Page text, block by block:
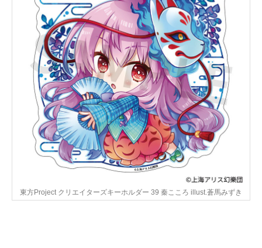
東方Project クリエイターズキーホルダー 39 秦こころ illust.蒼馬みずき